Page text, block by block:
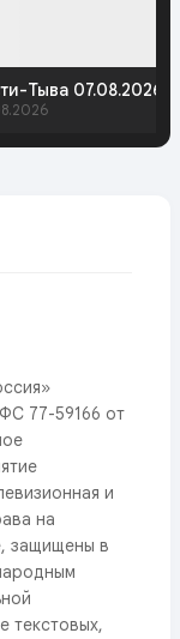
Тыва 07.08.2026.
77-59166 от
и
на
защищены в
текстовых,